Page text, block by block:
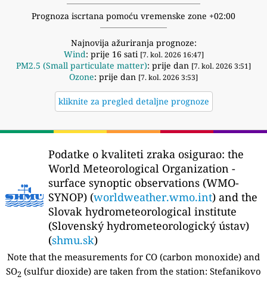
Prognoza iscrtana pomoću vremenske zone +02:00
Najnovija ažuriranja prognoze:
Wind: prije 16 sati [7. kol. 2026 16:47]
PM2.5 (Small particulate matter): prije dan [7. kol. 2026 3:51]
Ozone: prije dan [7. kol. 2026 3:53]
kliknite za pregled detaljne prognoze
Podatke o kvaliteti zraka osigurao: the
World Meteorological Organization -
surface synoptic observations (WMO-
SYNOP) (worldweather.wmo.int) and the
Slovak hydrometeorological institute
(Slovenský hydrometeorologický ústav)
(shmu.sk)
Note that the measurements for CO (carbon monoxide) and
SO2 (sulfur dioxide) are taken from the station: Stefanikovo